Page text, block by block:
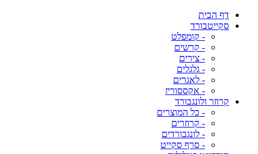
דף הבית
סקייטבורד
- קומפלט
- קרשים
- צירים
- גלגלים
- לאגרים
- אקססוריז
קרוזר ולונגבורד
- כל המוצרים
- קרוזרים
- לונגבורדים
- סרף סקייט